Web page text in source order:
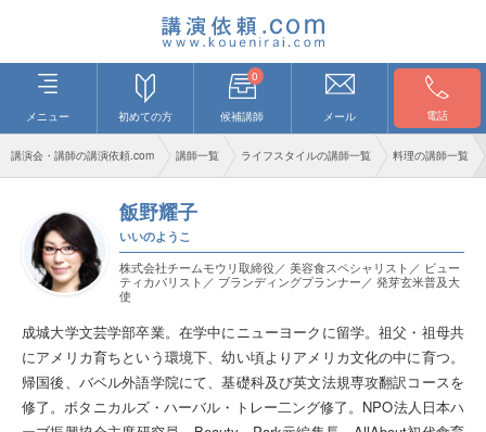
メニュー 初めての方
0
候補講師 メール 電話
講演会・講師の講演依頼.com 講師一覧 ライフスタイルの講師一覧 料理の講師一覧
飯野耀子
いいのようこ
株式会社チームモウリ取締役／ 美容食スペシャリスト／ ビュー
ティカバリスト／ ブランディングプランナー／ 発芽玄米普及大
使
成城大学文芸学部卒業。在学中にニューヨークに留学。祖父・祖母共
にアメリカ育ちという環境下、幼い頃よりアメリカ文化の中に育つ。
帰国後、バベル外語学院にて、基礎科及び英文法規専攻翻訳コースを
修了。ボタニカルズ・ハーバル・トレー二ング修了。NPO法人日本ハ